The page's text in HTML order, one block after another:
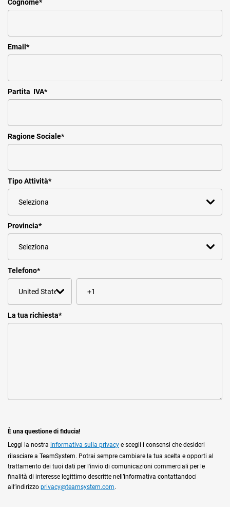
Cognome*
Email *
Partita IVA*
Ragione Sociale*
Tipo Attività*
Provincia*
Telefono*
La tua richiesta*
È una questione di fiducia!
Leggi la nostra informativa sulla privacy e scegli i consensi che desideri
rilasciare a TeamSystem. Potrai sempre cambiare la tua scelta e opporti al
trattamento dei tuoi dati per l'invio di comunicazioni commerciali per le
finalità di interesse legittimo descritte nell’informativa contattandoci
all’indirizzo privacy@teamsystem.com.